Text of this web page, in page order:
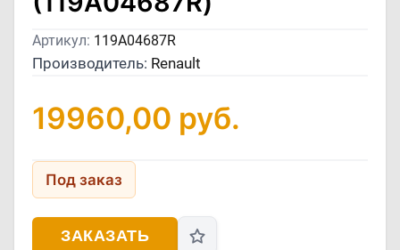
Артикул: 119A04687R
Производитель: Renault
19960,00 руб.
Под заказ
ЗАКАЗАТЬ